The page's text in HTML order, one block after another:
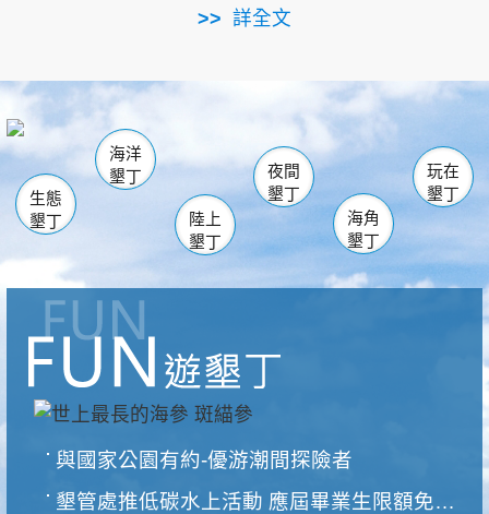
詳全文
南仁湖
海生館
恆春 佳樂水
龍鑾潭自然中心 森林遊樂區
瓊麻館
關山 墾管處遊客中心
社頂公園 風吹沙
船帆石
白砂 龍磐公園
香蕉灣
砂島
鵝鑾鼻
生態
墾丁
海洋
墾丁
陸上
墾丁
夜間
墾丁
海角
墾丁
玩在
墾丁
與國家公園有約-優游潮間探險者
墾管處推低碳水上活動 應屆畢業生限額免費參加